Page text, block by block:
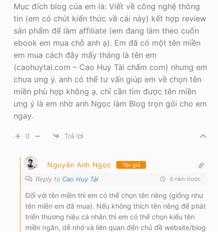
Mục đích blog của em là: Viết về công nghệ thông
tin (em có chút kiến thức về cái này) kết hợp review
sản phẩm để làm affiliate (em đang làm theo cuốn
ebook em mua chỗ anh ạ). Em đã có một tên miền
em mua cách đây mấy tháng là tên em
(caohuytai.com – Cao Huy Tài chấm com) nhưng em
chưa ưng ý. anh có thể tư vấn giúp em về chọn tên
miền phù hợp không ạ. chỉ cần tìm được tên miền
ưng ý là em nhờ anh Ngọc làm Blog trọn gói cho em
ngay.
0 Trả lời
Nguyễn Anh Ngọc Tác giả
Reply to Cao Huy Tài 8 năm trước
Đối với tên miền thì em có thể chọn tên riêng (giống như
tên miền em đã mua). Nếu không thích tên riêng để phát
triển thương hiệu cá nhân thì em có thể chọn kiểu tên
miền ngắn, dễ nhớ và liên quan đến chủ đề website/blog